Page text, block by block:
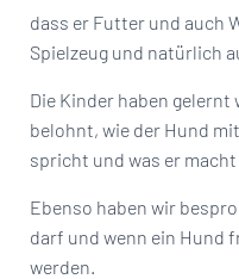
dass er Futter und auch
Spielzeug und natürlich
Die Kinder haben
belohnt, wie der Hund
spricht und was er macht
Ebenso haben wir
darf und wenn ein Hund
werden.